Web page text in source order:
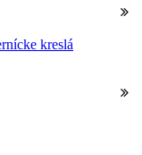
kreslá